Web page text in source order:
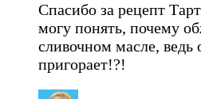
Спасибо за рецепт
могу понять, почему
сливочном масле, ведь
пригорает!?!